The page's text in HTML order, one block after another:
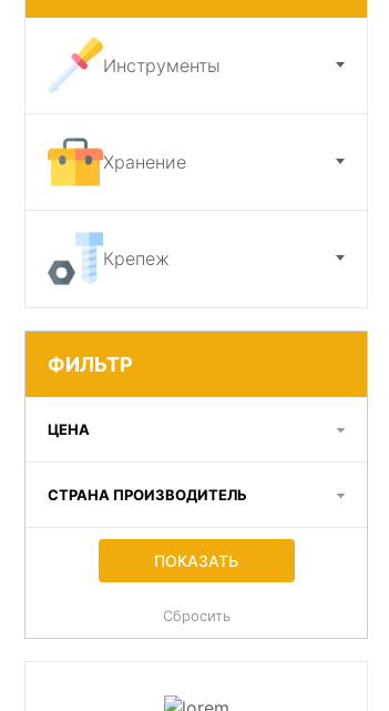
Инструменты
Хранение
Крепеж
ФИЛЬТР
ЦЕНА
СТРАНА ПРОИЗВОДИТЕЛЬ